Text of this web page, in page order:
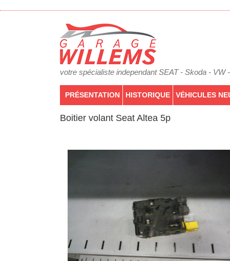
votre spécialiste independant SEAT - Skoda - VW
PRÉSENTATION HISTORIQUE VÉHICULES
Boitier volant Seat Altea 5p